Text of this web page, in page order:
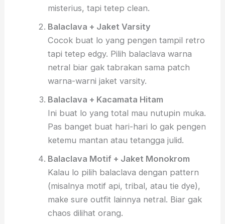
misterius, tapi tetep clean.
Balaclava + Jaket Varsity
Cocok buat lo yang pengen tampil retro
tapi tetep edgy. Pilih balaclava warna
netral biar gak tabrakan sama patch
warna-warni jaket varsity.
Balaclava + Kacamata Hitam
Ini buat lo yang total mau nutupin muka.
Pas banget buat hari-hari lo gak pengen
ketemu mantan atau tetangga julid.
Balaclava Motif + Jaket Monokrom
Kalau lo pilih balaclava dengan pattern
(misalnya motif api, tribal, atau tie dye),
make sure outfit lainnya netral. Biar gak
chaos dilihat orang.